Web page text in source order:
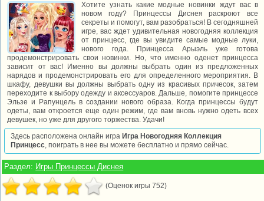
Хотите узнать какие модные новинки ждут вас в
новом году? Принцессы Диснея раскроют все
секреты и помогут, вам разобраться! В сегодняшней
игре, вас ждет удивительная новогодняя коллекция
от принцесс, где вы увидите самые модные луки,
нового года. Принцесса Арыэль уже готова
продемонстрировать свои новинки. Но, что именно оденет принцесса
зависит от вас! Именно вы должны выбрать один из предложенных
нарядов и продемонстрировать его для определенного мероприятия. В
шкафу, девушки вы должны выбрать одну из красивых причесок, затем
переходите к выбору одежду и аксессуаров. Дальше, помогите принцессе
Эльзе и Рапунцель в создании нового образа. Когда принцессы будут
одеты, вам откроется еще один режим, где вам вновь нужно одеть всех
девушек, но уже для другого торжества. Удачи!
Здесь расположена онлайн игра Игра Новогодняя Коллекция
Принцесс, поиграть в нее вы можете бесплатно и прямо сейчас.
Раздел: Игры Принцессы Диснея
(Оценок игры 752)